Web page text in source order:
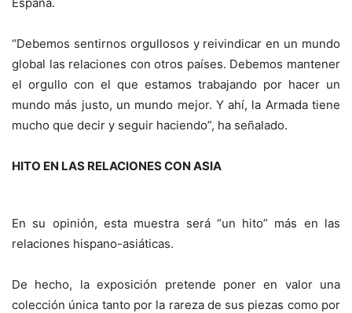
“Debemos sentirnos orgullosos y reivindicar en un mundo
global las relaciones con otros países. Debemos mantener
el orgullo con el que estamos trabajando por hacer un
mundo más justo, un mundo mejor. Y ahí, la Armada tiene
mucho que decir y seguir haciendo”, ha señalado.
HITO EN LAS RELACIONES CON ASIA
En su opinión, esta muestra será “un hito” más en las
relaciones hispano-asiáticas.
De hecho, la exposición pretende poner en valor una
colección única tanto por la rareza de sus piezas como por